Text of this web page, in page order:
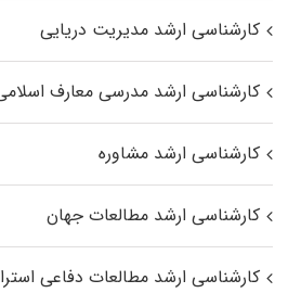
کارشناسی ارشد مدیریت دریایی
کارشناسی ارشد مدرسی معارف
کارشناسی ارشد مشاوره
کارشناسی ارشد مطالعات جهان
کارشناسی ارشد مطالعات دفاعی